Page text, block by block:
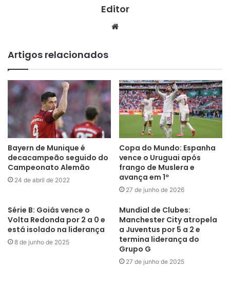
Editor
Website
Artigos relacionados
Bayern de Munique é
decacampeão seguido do
Campeonato Alemão
24 de abril de 2022
Copa do Mundo: Espanha
vence o Uruguai após
frango de Muslera e
avança em 1º
27 de junho de 2026
Série B: Goiás vence o
Volta Redonda por 2 a 0 e
está isolado na liderança
8 de junho de 2025
Mundial de Clubes:
Manchester City atropela
a Juventus por 5 a 2 e
termina liderança do
Grupo G
27 de junho de 2025